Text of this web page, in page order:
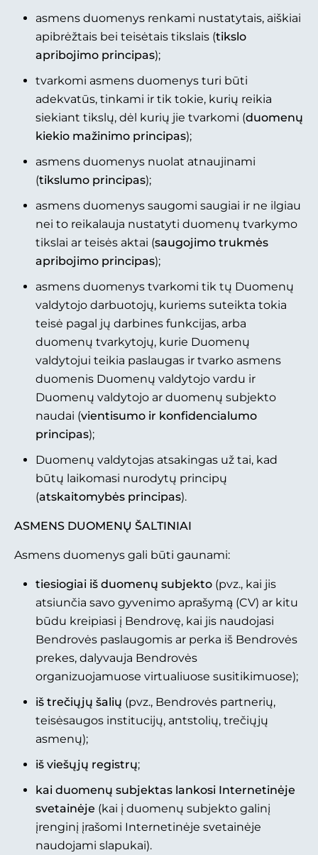
asmens duomenys renkami nustatytais, aiškiai
apibrėžtais bei teisėtais tikslais (tikslo
apribojimo principas);
tvarkomi asmens duomenys turi būti
adekvatūs, tinkami ir tik tokie, kurių reikia
siekiant tikslų, dėl kurių jie tvarkomi (duomenų
kiekio mažinimo principas);
asmens duomenys nuolat atnaujinami
(tikslumo principas);
asmens duomenys saugomi saugiai ir ne ilgiau
nei to reikalauja nustatyti duomenų tvarkymo
tikslai ar teisės aktai (saugojimo trukmės
apribojimo principas);
asmens duomenys tvarkomi tik tų Duomenų
valdytojo darbuotojų, kuriems suteikta tokia
teisė pagal jų darbines funkcijas, arba
duomenų tvarkytojų, kurie Duomenų
valdytojui teikia paslaugas ir tvarko asmens
duomenis Duomenų valdytojo vardu ir
Duomenų valdytojo ar duomenų subjekto
naudai (vientisumo ir konfidencialumo
principas);
Duomenų valdytojas atsakingas už tai, kad
būtų laikomasi nurodytų principų
(atskaitomybės principas).
ASMENS DUOMENŲ ŠALTINIAI
Asmens duomenys gali būti gaunami:
tiesiogiai iš duomenų subjekto (pvz., kai jis
atsiunčia savo gyvenimo aprašymą (CV) ar kitu
būdu kreipiasi į Bendrovę, kai jis naudojasi
Bendrovės paslaugomis ar perka iš Bendrovės
prekes, dalyvauja Bendrovės
organizuojamuose virtualiuose susitikimuose);
iš trečiųjų šalių (pvz., Bendrovės partnerių,
teisėsaugos institucijų, antstolių, trečiųjų
asmenų);
iš viešųjų registrų;
kai duomenų subjektas lankosi Internetinėje
svetainėje (kai į duomenų subjekto galinį
įrenginį įrašomi Internetinėje svetainėje
naudojami slapukai).